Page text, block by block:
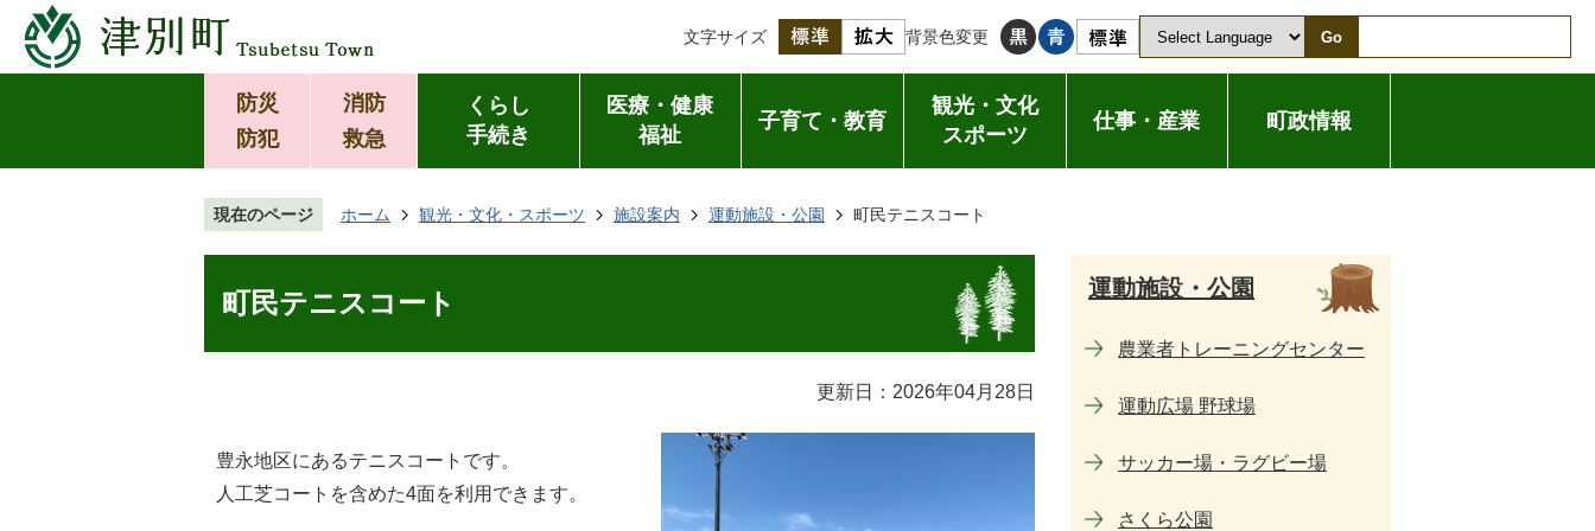
文字サイズ 背景色変更 Go
防災
防犯
消防
救急
くらし
手続き
医療・健康
福祉
子育て・教育
観光・文化
スポーツ
仕事・産業 町政情報
現在のページ ホーム 観光・文化・スポーツ 施設案内 運動施設・公園 町民テニスコート
町民テニスコート
更新日：2026年04月28日
豊永地区にあるテニスコートです。
人工芝コートを含めた4面を利用できます。
運動施設・公園
農業者トレーニングセンター
運動広場 野球場
サッカー場・ラグビー場
さくら公園